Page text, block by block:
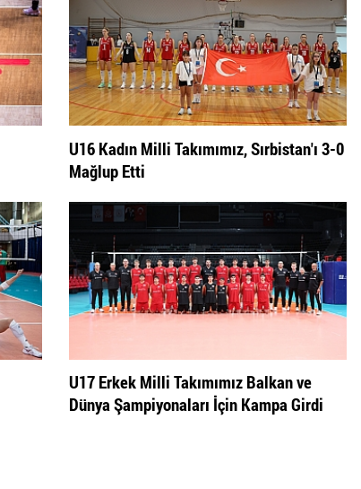
U16 Kadın Milli Takımımız, Sırbistan'ı 3-0
Mağlup Etti
U17 Erkek Milli Takımımız Balkan ve
Dünya Şampiyonaları İçin Kampa Girdi